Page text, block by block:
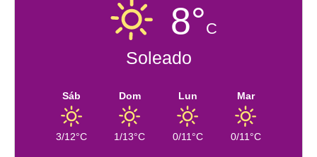
8°C
Soleado
Sáb
3/12°C
Dom
1/13°C
Lun
0/11°C
Mar
0/11°C